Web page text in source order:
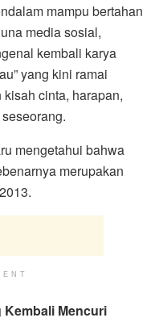
mampu bertahan
media sosial,
kembali karya
yang kini ramai
cinta, harapan,
mengetahui bahwa
merupakan
Kembali Mencuri